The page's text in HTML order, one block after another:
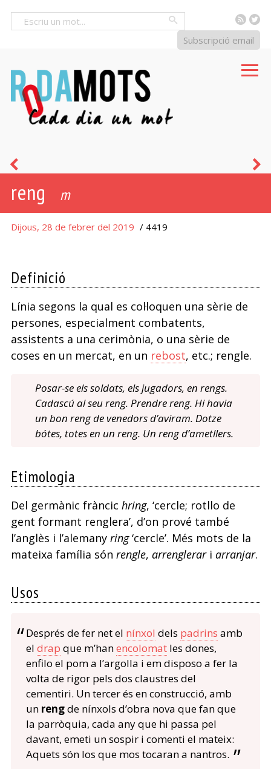
RSS
Subscripció email
reng m
Dijous, 28 de febrer del 2019 / 4419
Definició
Línia segons la qual es col·loquen una sèrie de
persones, especialment combatents,
assistents a una cerimònia, o una sèrie de
coses en un mercat, en un rebost, etc.; rengle.
Posar-se els soldats, els jugadors, en rengs.
Cadascú al seu reng. Prendre reng. Hi havia
un bon reng de venedors d’aviram. Dotze
bótes, totes en un reng. Un reng d’ametllers.
Etimologia
Del germànic fràncic hring, ‘cercle; rotllo de
gent formant renglera’, d’on prové també
l’anglès i l’alemany ring‘cercle’. Més mots de la
mateixa família són rengle, arrenglerari arranjar.
Usos
Després de fer net el nínxol dels padrins amb
el drap que m’hanencolomatles dones,
enfilo el pom a l’argolla i em disposo a fer la
volta de rigor pels dos claustres del
cementiri. Un tercer és en construcció, amb
un rengde nínxols d’obra nova que fan que
la parròquia, cada any que hi passa pel
davant, emeti un sospir i comenti el mateix:
Aquets són los que mos tocaran a nantros.
nus